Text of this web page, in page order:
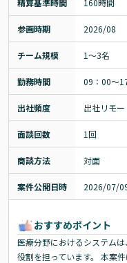
精算基準時間 160時間
参画時期 2026/08
チーム規模 1～3名
勤務時間 09：00～
出社頻度 出社リモ
面談回数 1回
商談方法 対面
案件公開日時 2026/07/
おすすめポイント
医療分野におけるシステム
役割を担っています。 本案